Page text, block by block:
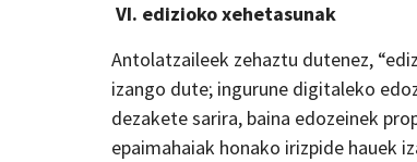
VI. edizioko xehetasunak
Antolatzaileek zehaztu dutenez,
izango dute; ingurune digitaleko
dezakete sarira, baina edozeinek
epaimahaiak honako irizpide hauek